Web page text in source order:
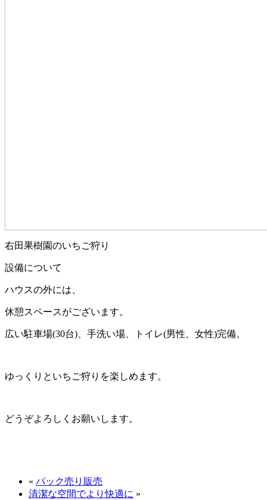
右田果樹園のいちご狩り
設備について
ハウスの外には、
休憩スペースがございます。
広い駐車場(30台)、手洗い場、トイレ(男性、女性)完備。
ゆっくりといちご狩りを楽しめます。
どうぞよろしくお願いします。
« パック売り販売
清潔な空間でより快適に »